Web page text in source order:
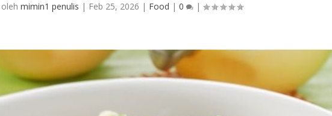
olehmimin1 penulis | Feb 25, 2026 | Food |0 |